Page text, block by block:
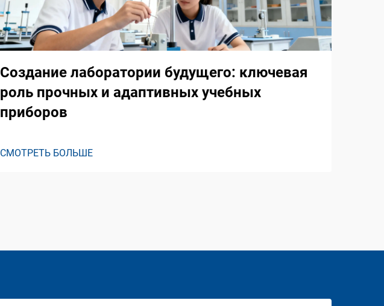
Создание лаборатории будущего: ключевая
роль прочных и адаптивных учебных
приборов
СМОТРЕТЬ БОЛЬШЕ